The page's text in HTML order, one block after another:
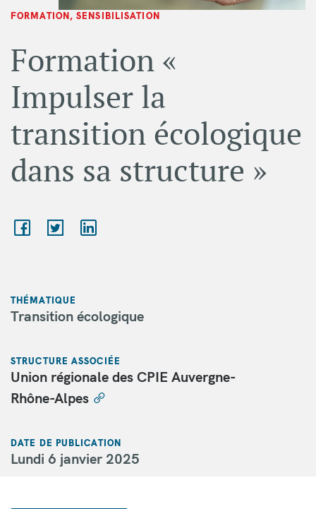
FORMATION, SENSIBILISATION
Formation «
Impulser la
transition écologique
dans sa structure »
THÉMATIQUE
Transition écologique
STRUCTURE ASSOCIÉE
Union régionale des CPIE Auvergne-
Rhône-Alpes
DATE DE PUBLICATION
Lundi 6 janvier 2025